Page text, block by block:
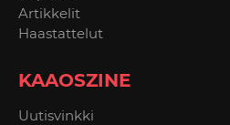
Artikkelit
Haastattelut
KAAOSZINE
Uutisvinkki